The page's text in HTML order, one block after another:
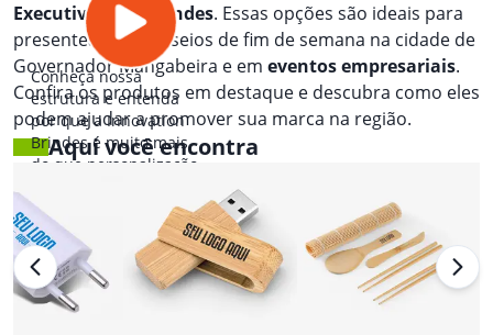
Conheça nossa
estrutura e entenda
por que a Innovation
Brindes é muito mais
do que personalização.
Executivo para brindes. Essas opções são ideais para
presentear em passeios de fim de semana na cidade de
Governador Mangabeira e em eventos empresariais.
Confira os produtos em destaque e descubra como eles
podem ajudar a promover sua marca na região.
Aqui você encontra